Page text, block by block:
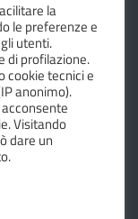
SUL
sul Crostolo
la
le preferenze e
utenti.
di profilazione.
cookie tecnici e
anonimo).
Visitando
dare un